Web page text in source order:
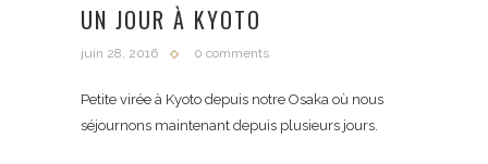
UN JOUR À KYOTO
juin 28, 2016 0 comments
Petite virée à Kyoto depuis notre Osaka où nous
séjournons maintenant depuis plusieurs jours.